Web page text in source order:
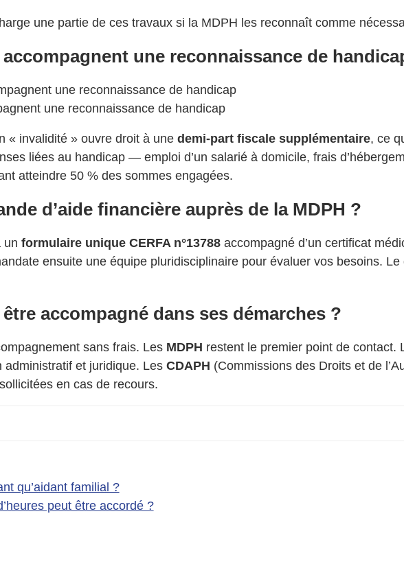
une partie de ces travaux si la MDPH les reconnaît comme
une reconnaissance de
une reconnaissance de handicap
« invalidité » ouvre droit à une demi-part fiscale supplémentaire, ce
liées au handicap — emploi d’un salarié à domicile, frais
atteindre 50 % des sommes engagées.
d’aide financière auprès de la MDPH ?
un formulaire unique CERFA n°13788 accompagné d’un certificat
ensuite une équipe pluridisciplinaire pour évaluer vos besoins.
accompagné dans ses démarches ?
sans frais. Les MDPH restent le premier point de
et juridique. Les CDAPH (Commissions des Droits et de
en cas de recours.
qu’aidant familial ?
peut être accordé ?